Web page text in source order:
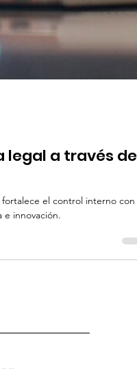
a través de
el control interno con
innovación.